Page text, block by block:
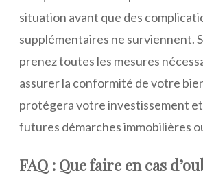
situation avant que des
supplémentaires ne surviennent.
prenez toutes les mesures
assurer la conformité de votre
protégera votre investissement
futures démarches immobilières
FAQ : Que faire en cas